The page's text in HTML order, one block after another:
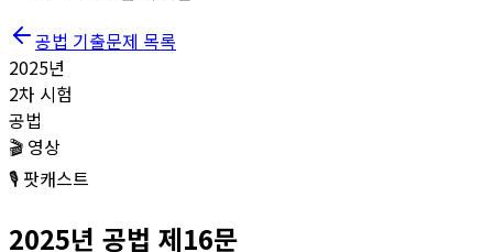
공법 기출문제 목록
2025년
2차 시험
공법
🎬 영상
🎙️ 팟캐스트
2025년 공법 제16문